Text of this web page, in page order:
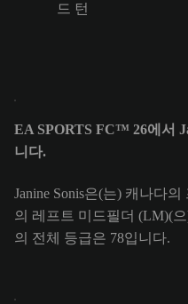
드 턴
EA SPORTS FC™ 26에서
니다.
Janine Sonis은(는) 캐나다
의 레프트 미드필더 (LM)(
의 전체 등급은 78입니다.